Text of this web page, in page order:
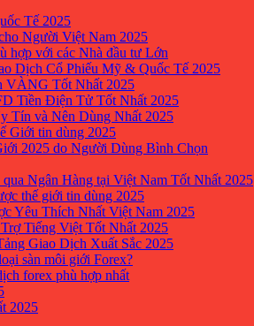
Tế 2025
Người Việt Nam 2025
hợp với các Nhà đầu tư Lớn
Dịch Cổ Phiếu Mỹ & Quốc Tế 2025
VÀNG Tốt Nhất 2025
Tiền Điện Tử Tốt Nhất 2025
Tín và Nên Dùng Nhất 2025
Giới tin dùng 2025
2025 do Người Dùng Bình Chọn
Ngân Hàng tại Việt Nam Tốt Nhất 2025
thế giới tin dùng 2025
Yêu Thích Nhất Việt Nam 2025
Tiếng Việt Tốt Nhất 2025
Giao Dịch Xuất Sắc 2025
sàn môi giới Forex?
forex phù hợp nhất
2025